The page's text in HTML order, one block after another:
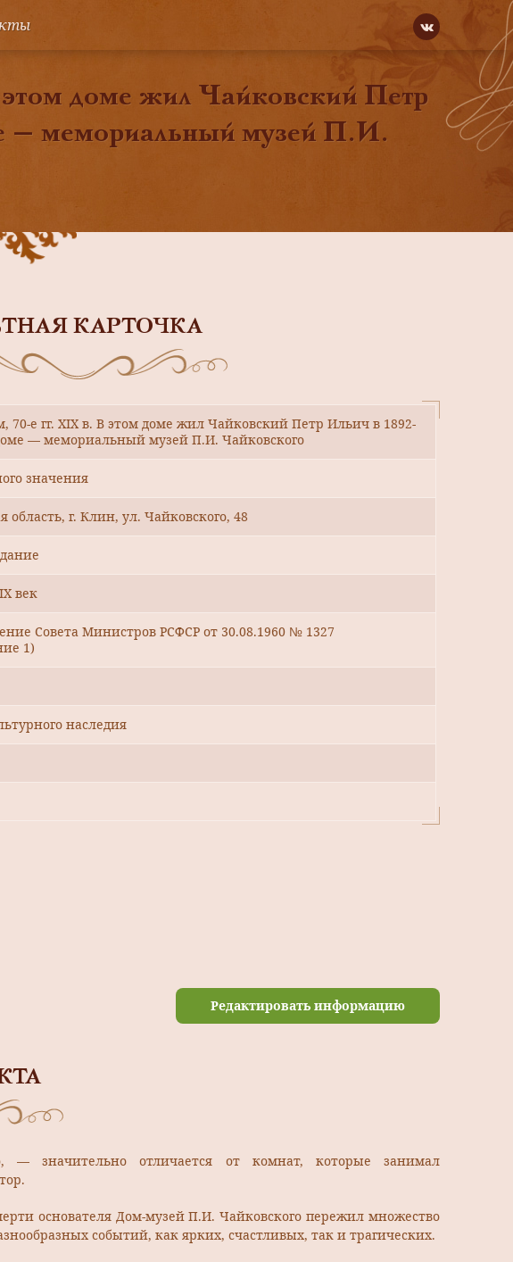
доме жил Чайковский Петр
— мемориальный музей П.И.
КАРТОЧКА
70-е гг. XIX в. В этом доме жил Чайковский Петр Ильич в 1892-
— мемориальный музей П.И. Чайковского
значения
область, г. Клин, ул. Чайковского, 48
век
Совета Министров РСФСР от 30.08.1960 № 1327
1)
наследия
Редактировать информацию
— значительно отличается от комнат, которые занимал
основателя Дом-музей П.И. Чайковского пережил множество
событий, как ярких, счастливых, так и трагических.